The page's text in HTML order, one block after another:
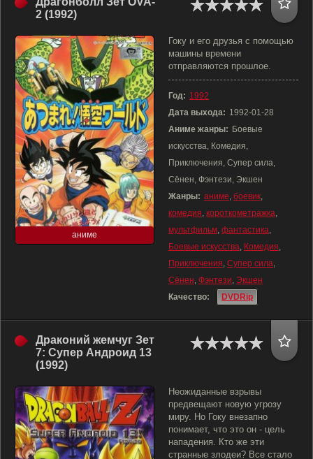
2 (1992)
аниме
Гоку и его друзья с помощью
машины времени
отправляются прошлое.
Год: 1992
Дата выхода: 1992-01-28
Аниме жанры: Боевые
искусства, Комедия,
Приключения, Супер сила,
Сёнен, Фэнтези, Экшен
Жанры: аниме, боевик,
комедия, короткометражка,
мультфильм, фантастика,
Боевые искусства, Комедия,
Приключения, Супер сила,
Сёнен, Фэнтези, Экшен
Качество:
DVDRip
Драконий жемчуг Зет
7: Супер Андроид 13
(1992)
Неожиданные взрывы
предвещают новую угрозу
миру. Но Гоку внезапно
понимает, что это он - цель
нападения. Кто же эти
странные злодеи? Все стало